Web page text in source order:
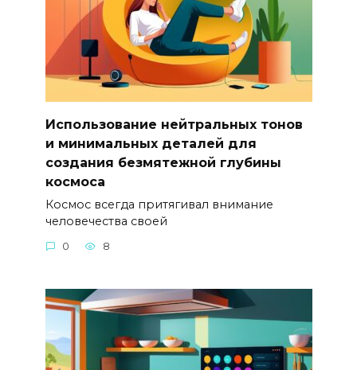
Использование нейтральных тонов
и минимальных деталей для
создания безмятежной глубины
космоса
Космос всегда притягивал внимание
человечества своей
0 8